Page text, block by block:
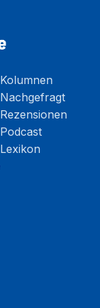
Kolumnen
Nachgefragt
Rezensionen
Podcast
Lexikon